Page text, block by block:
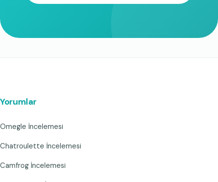
Yorumlar
Omegle İncelemesi
Chatroulette İncelemesi
Camfrog İncelemesi